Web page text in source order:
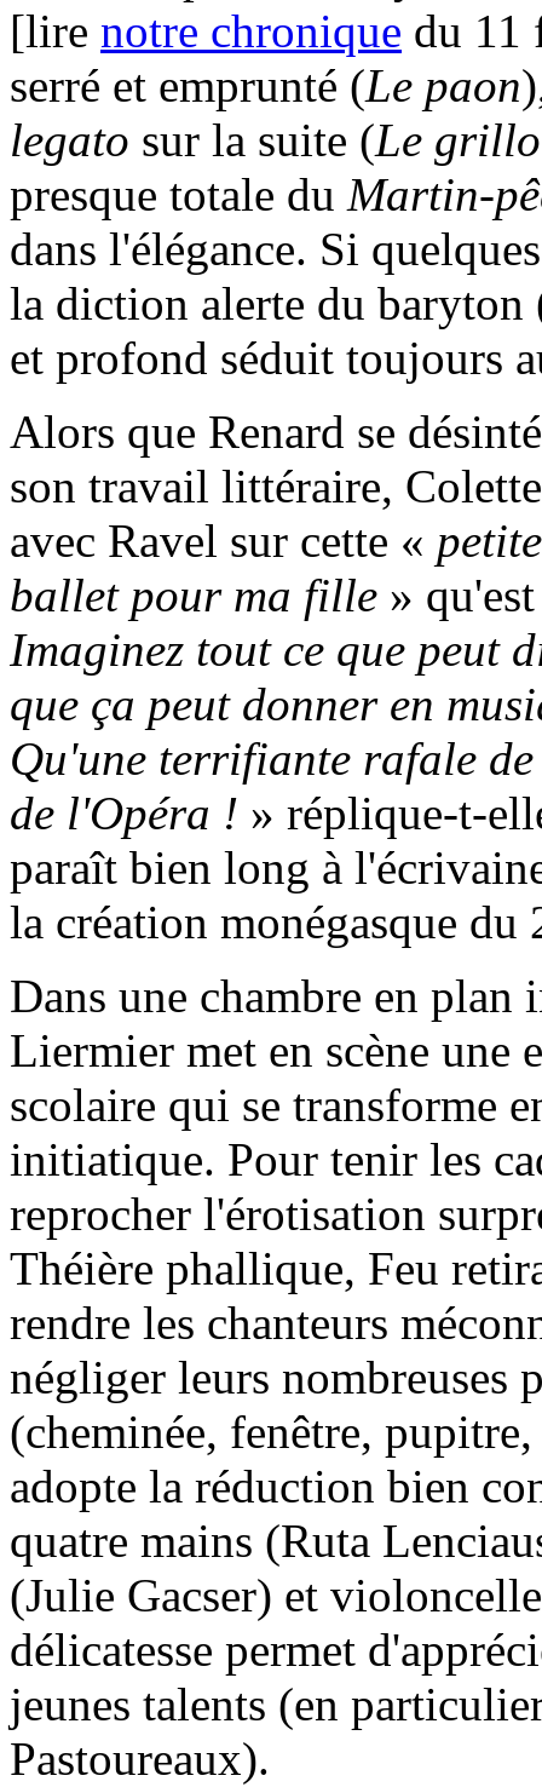
[lire notre chronique du 11
serré et emprunté (Le paon
legato sur la suite (Le
presque totale du Martin-
dans l'élégance. Si
la diction alerte du baryton
et profond séduit toujours
Alors que Renard se
son travail littéraire,
avec Ravel sur cette «
ballet pour ma fille »
Imaginez tout ce que peut
que ça peut donner en
Qu'une terrifiante rafale
de l'Opéra ! » réplique-t-
paraît bien long à
la création monégasque du
Dans une chambre en plan
Liermier met en scène une
scolaire qui se transforme
initiatique. Pour tenir les
reprocher l'érotisation
Théière phallique, Feu
rendre les chanteurs
négliger leurs nombreuses
(cheminée, fenêtre,
adopte la réduction bien
quatre mains (Ruta
(Julie Gacser) et
délicatesse permet
jeunes talents (en
Pastoureaux).